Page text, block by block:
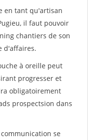
en tant qu'artisan
il faut pouvoir
chantiers de son
d'affaires.
à oreille peut
progresser et
obligatoirement
prospectsion dans
se